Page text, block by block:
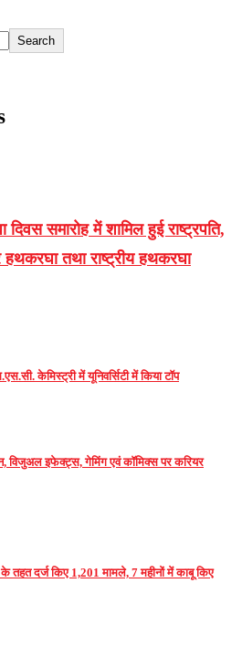
Search
दिवस समारोह में शामिल हुई राष्ट्रपति,
तथा राष्ट्रीय हथकरघा
केमिस्ट्री में यूनिवर्सिटी में किया टॉप
विजुअल इफेक्ट्स, गेमिंग एवं कॉमिक्स पर करियर
तहत दर्ज किए 1,201 मामले, 7 महीनों में काबू किए